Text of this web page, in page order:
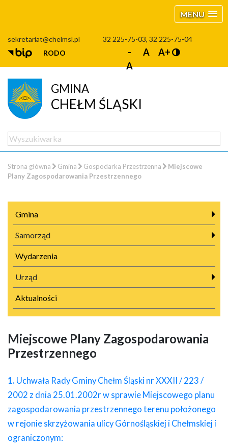
MENU
sekretariat@chelmsl.pl
32 225-75-03, 32 225-75-04
RODO
-
A
A A+
GMINA
CHEŁM ŚLĄSKI
Strona główna Gmina Gospodarka Przestrzenna
Miejscowe
Plany Zagospodarowania Przestrzennego
Gmina
Samorząd
Wydarzenia
Urząd
Aktualności
Miejscowe Plany Zagospodarowania
Przestrzennego
1. Uchwała Rady Gminy Chełm Śląski nr XXXII / 223 /
2002 z dnia 25.01.2002r w sprawie Miejscowego planu
zagospodarowania przestrzennego terenu położonego
w rejonie skrzyżowania ulicy Górnośląskiej i Chełmskiej i
ograniczonym: